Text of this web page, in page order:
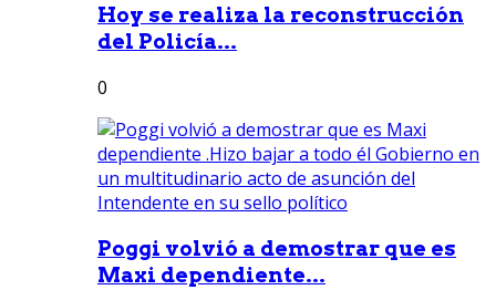
Hoy se realiza la reconstrucción
del Policía...
0
Poggi volvió a demostrar que es
Maxi dependiente...